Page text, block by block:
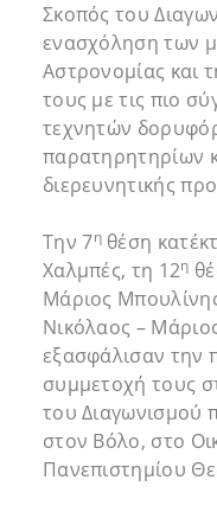
Σκοπός του
ενασχόληση των
Αστρονομίας και
τους με τις πιο
τεχνητών
παρατηρητηρίων
διερευνητικής
Την 7ηθέση
Χαλμπές, τη 12η
Μάριος
Νικόλαος –
εξασφάλισαν την
συμμετοχή τους
του Διαγωνισμού
στον Βόλο, στο
Πανεπιστημίου